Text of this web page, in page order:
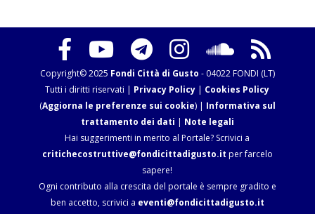
Copyright© 2025 Fondi Città di Gusto - 04022 FONDI (LT)
Tutti i diritti riservati | Privacy Policy | Cookies Policy
(Aggiorna le preferenze sui cookie) | Informativa sul
trattamento dei dati | Note legali
Hai suggerimenti in merito al Portale? Scrivici a
critichecostruttive@fondicittadigusto.it per farcelo
sapere!
Ogni contributo alla crescita del portale è sempre gradito e
ben accetto, scrivici a eventi@fondicittadigusto.it